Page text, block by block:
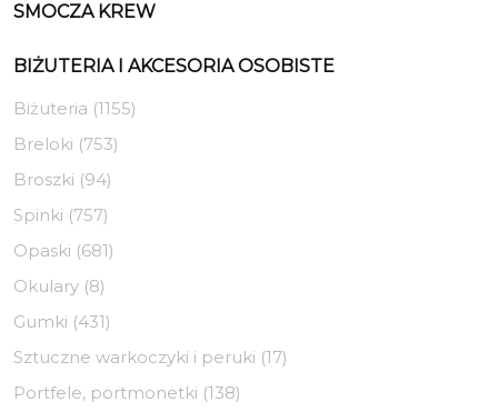
SMOCZA KREW
BIŻUTERIA I AKCESORIA OSOBISTE
Biżuteria (1155)
Breloki (753)
Broszki (94)
Spinki (757)
Opaski (681)
Okulary (8)
Gumki (431)
Sztuczne warkoczyki i peruki (17)
Portfele, portmonetki (138)